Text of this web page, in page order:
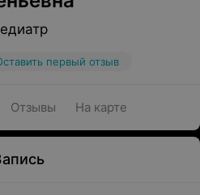
первый отзыв
Отзывы На карте